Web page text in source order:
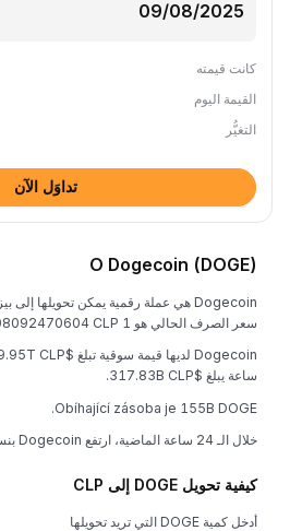
كانت قيمته
القيمة اليوم
التغيُّر
تداوَل الآن
O Dogecoin (DOGE)
سعر الصرف الحالي هو 1 DOGE = $0.015594008092470604 CLP.
ساعة يبلغ $317.83B CLP.
Obíhající zásoba je 155B DOGE.
خلال الـ 24 ساعة الماضية، ارتفع Dogecoin بنسبة 0.30%.
كيفية تحويل DOGE إلى CLP
أدخل كمية DOGE التي تريد تحويلها